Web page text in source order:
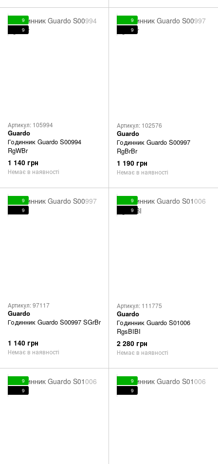
9
9
Артикул: 105994
Guardo
Годинник Guardo S00994
RgWBr
1 140 грн
Немає в наявності
9
9
Артикул: 102576
Guardo
Годинник Guardo S00997
RgBrBr
1 190 грн
Немає в наявності
9
9
Артикул: 97117
Guardo
Годинник Guardo S00997 SGrBr
1 140 грн
Немає в наявності
9
9
Артикул: 111775
Guardo
Годинник Guardo S01006
RgsBIBI
2 280 грн
Немає в наявності
9
9
9
9